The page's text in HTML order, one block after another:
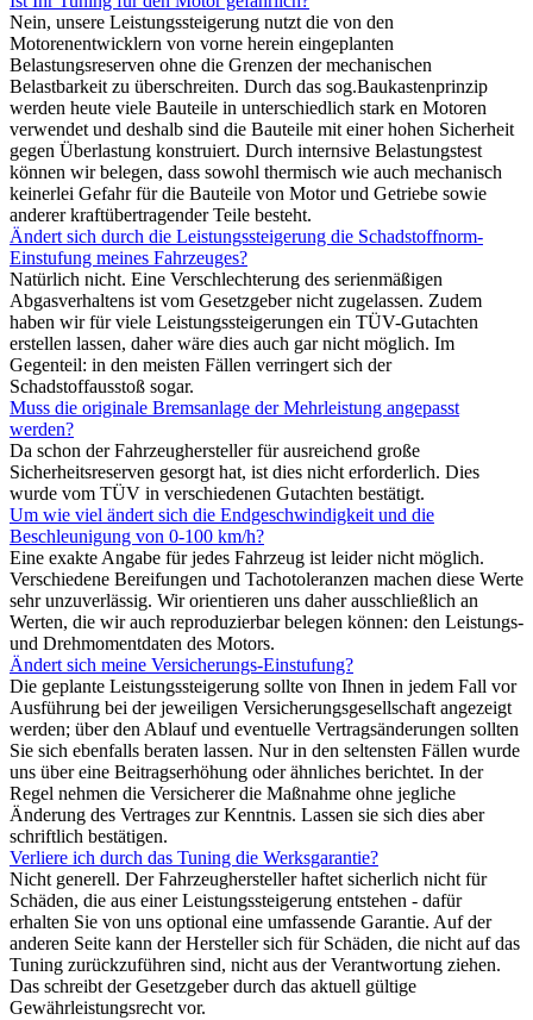
Nein, unsere Leistungssteigerung nutzt die von den
Motorenentwicklern von vorne herein eingeplanten
Belastungsreserven ohne die Grenzen der mechanischen
Belastbarkeit zu überschreiten. Durch das sog.Baukastenprinzip
werden heute viele Bauteile in unterschiedlich stark en Motoren
verwendet und deshalb sind die Bauteile mit einer hohen Sicherheit
gegen Überlastung konstruiert. Durch internsive Belastungstest
können wir belegen, dass sowohl thermisch wie auch mechanisch
keinerlei Gefahr für die Bauteile von Motor und Getriebe sowie
anderer kraftübertragender Teile besteht.
Ändert sich durch die Leistungssteigerung die Schadstoffnorm-
Einstufung meines Fahrzeuges?
Natürlich nicht. Eine Verschlechterung des serienmäßigen
Abgasverhaltens ist vom Gesetzgeber nicht zugelassen. Zudem
haben wir für viele Leistungssteigerungen ein TÜV-Gutachten
erstellen lassen, daher wäre dies auch gar nicht möglich. Im
Gegenteil: in den meisten Fällen verringert sich der
Schadstoffausstoß sogar.
Muss die originale Bremsanlage der Mehrleistung angepasst
werden?
Da schon der Fahrzeughersteller für ausreichend große
Sicherheitsreserven gesorgt hat, ist dies nicht erforderlich. Dies
wurde vom TÜV in verschiedenen Gutachten bestätigt.
Um wie viel ändert sich die Endgeschwindigkeit und die
Beschleunigung von 0-100 km/h?
Eine exakte Angabe für jedes Fahrzeug ist leider nicht möglich.
Verschiedene Bereifungen und Tachotoleranzen machen diese Werte
sehr unzuverlässig. Wir orientieren uns daher ausschließlich an
Werten, die wir auch reproduzierbar belegen können: den Leistungs-
und Drehmomentdaten des Motors.
Ändert sich meine Versicherungs-Einstufung?
Die geplante Leistungssteigerung sollte von Ihnen in jedem Fall vor
Ausführung bei der jeweiligen Versicherungsgesellschaft angezeigt
werden; über den Ablauf und eventuelle Vertragsänderungen sollten
Sie sich ebenfalls beraten lassen. Nur in den seltensten Fällen wurde
uns über eine Beitragserhöhung oder ähnliches berichtet. In der
Regel nehmen die Versicherer die Maßnahme ohne jegliche
Änderung des Vertrages zur Kenntnis. Lassen sie sich dies aber
schriftlich bestätigen.
Verliere ich durch das Tuning die Werksgarantie?
Nicht generell. Der Fahrzeughersteller haftet sicherlich nicht für
Schäden, die aus einer Leistungssteigerung entstehen - dafür
erhalten Sie von uns optional eine umfassende Garantie. Auf der
anderen Seite kann der Hersteller sich für Schäden, die nicht auf das
Tuning zurückzuführen sind, nicht aus der Verantwortung ziehen.
Das schreibt der Gesetzgeber durch das aktuell gültige
Gewährleistungsrecht vor.